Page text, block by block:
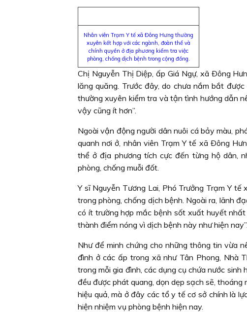
Nhân viên Trạm Y tế xã Ðông Hưng thường
xuyên kết hợp với các ngành, đoàn thể và
chính quyền ở địa phương kiểm tra việc
phòng, chống dịch bệnh trong cộng đồng.
Chị Nguyễn Thị Diệp, ấp Giá Ngự, xã Ðông
lăng quăng. Trước đây, do chưa nắm bắt
thường xuyên kiểm tra và tận tình hướng dẫn
vậy cũng ít hơn”.
Ngoài vận động người dân nuôi cá bảy màu,
quanh nơi ở, nhân viên Trạm Y tế xã Ðông
thể ở địa phương tích cực đến từng hộ dân,
phòng, chống muỗi đốt.
Y sĩ Nguyễn Tương Lai, Phó Trưởng Trạm Y
trong phòng, chống dịch bệnh. Ngoài ra, lãnh
có ít trường hợp mắc bệnh sốt xuất huyết
thành điểm nóng vì dịch bệnh này như hiện nay”.
Như để minh chứng cho những thông tin vừa
đình ở các ấp trong xã như Tân Phong, Nhà
trong mỗi gia đình, các dụng cụ chứa nước
đều được phát quang, dọn dẹp sạch sẽ,
hiệu quả, mà ở đây các tổ y tế cơ sở chính là
hiện nhiệm vụ phòng bệnh hiện nay.